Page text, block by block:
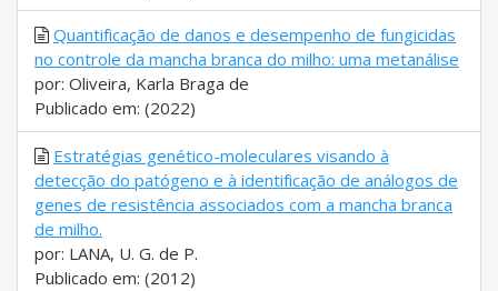
Quantificação de danos e desempenho de fungicidas
no controle da mancha branca do milho: uma metanálise
por: Oliveira, Karla Braga de
Publicado em: (2022)
Estratégias genético-moleculares visando à
detecção do patógeno e à identificação de análogos de
genes de resistência associados com a mancha branca
de milho.
por: LANA, U. G. de P.
Publicado em: (2012)